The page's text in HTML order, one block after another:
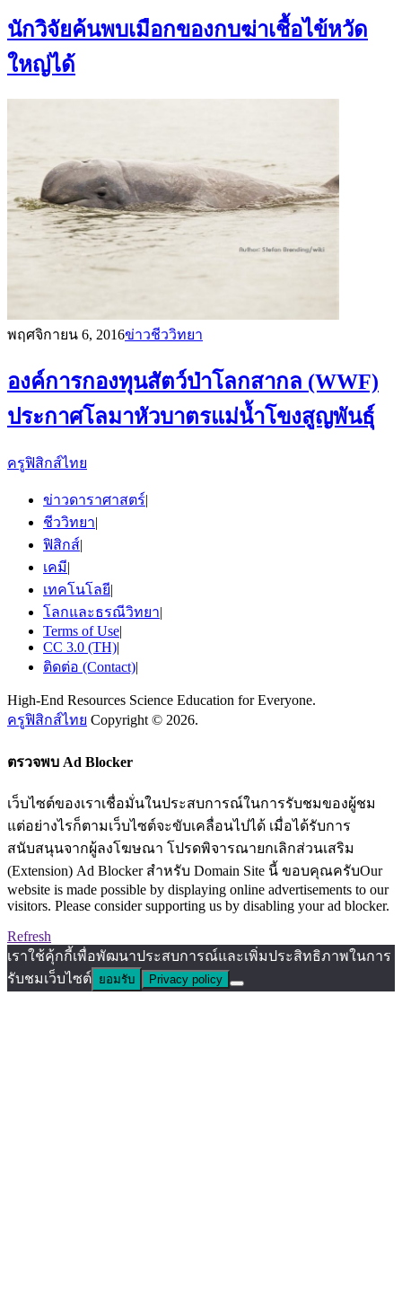
นักวิจัยค้นพบเมือกของกบฆ่าเชื้อไข้หวัด
ใหญ่ได้
พฤศจิกายน 6, 2016ข่าวชีววิทยา
องค์การกองทุนสัตว์ป่าโลกสากล (WWF)
ประกาศโลมาหัวบาตรแม่น้ำโขงสูญพันธุ์
ครูฟิสิกส์ไทย
ข่าวดาราศาสตร์|
ชีววิทยา|
ฟิสิกส์|
เคมี|
เทคโนโลยี|
โลกและธรณีวิทยา|
Terms of Use|
CC 3.0 (TH)|
ติดต่อ (Contact)|
High-End Resources Science Education for Everyone.
ครูฟิสิกส์ไทย Copyright © 2026.
ตรวจพบ Ad Blocker
เว็บไซต์ของเราเชื่อมั่นในประสบการณ์ในการรับชมของผู้ชม
แต่อย่างไรก็ตามเว็บไซต์จะขับเคลื่อนไปได้ เมื่อได้รับการ
สนับสนุนจากผู้ลงโฆษณา โปรดพิจารณายกเลิกส่วนเสริม
(Extension) Ad Blocker สำหรับ Domain Site นี้ ขอบคุณครับOur
website is made possible by displaying online advertisements to our
visitors. Please consider supporting us by disabling your ad blocker.
Refresh
เราใช้คุ้กกี้เพื่อพัฒนาประสบการณ์และเพิ่มประสิทธิภาพในการ
รับชมเว็บไซต์ ยอมรับ Privacy policy